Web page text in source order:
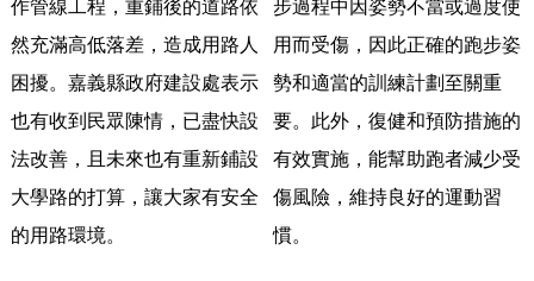
作管線工程，重鋪後的道路依
然充滿高低落差， 造成用路人
困擾。嘉義縣政府建設處表示
也有收到民眾陳情， 已盡快設
法改善，且未來也有重新鋪設
大學路的打算， 讓大家有安全
的用路環境。
步過程中因姿勢不當或過度使
用而受傷， 因此正確的跑步姿
勢和適當的訓練計劃至關重
要。此外， 復健和預防措施的
有效實施，能幫助跑者減少受
傷風險， 維持良好的運動習
慣。